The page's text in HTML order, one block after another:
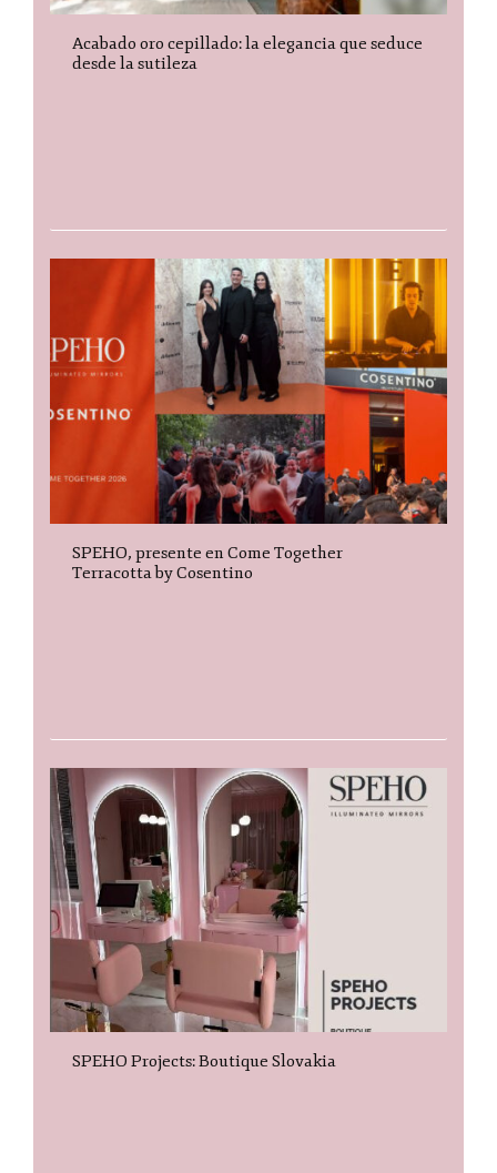
Acabado oro cepillado: la elegancia que seduce
desde la sutileza
SPEHO, presente en Come Together
Terracotta by Cosentino
SPEHO Projects: Boutique Slovakia